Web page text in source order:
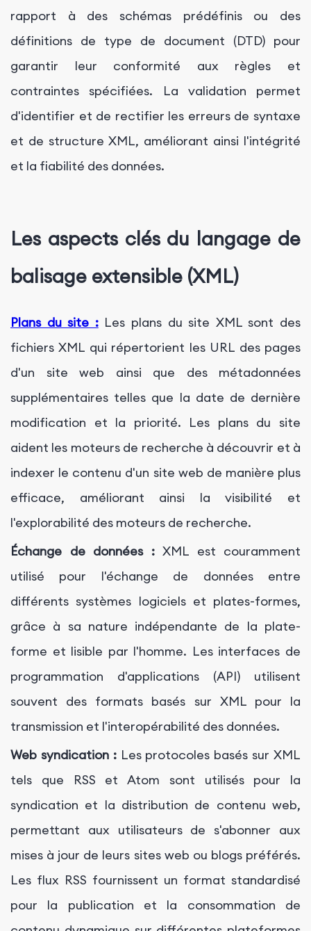
rapport à des schémas prédéfinis ou des
définitions de type de document (DTD) pour
garantir leur conformité aux règles et
contraintes spécifiées. La validation permet
d'identifier et de rectifier les erreurs de syntaxe
et de structure XML, améliorant ainsi l'intégrité
et la fiabilité des données.
Les aspects clés du langage de
balisage extensible (XML)
Plans du site : Les plans du site XML sont des
fichiers XML qui répertorient les URL des pages
d'un site web ainsi que des métadonnées
supplémentaires telles que la date de dernière
modification et la priorité. Les plans du site
aident les moteurs de recherche à découvrir et à
indexer le contenu d'un site web de manière plus
efficace, améliorant ainsi la visibilité et
l'explorabilité des moteurs de recherche.
Échange de données :XML est couramment
utilisé pour l'échange de données entre
différents systèmes logiciels et plates-formes,
grâce à sa nature indépendante de la plate-
forme et lisible par l'homme. Les interfaces de
programmation d'applications (API) utilisent
souvent des formats basés sur XML pour la
transmission et l'interopérabilité des données.
Web syndication :Les protocoles basés sur XML
tels que RSS et Atom sont utilisés pour la
syndication et la distribution de contenu web,
permettant aux utilisateurs de s'abonner aux
mises à jour de leurs sites web ou blogs préférés.
Les flux RSS fournissent un format standardisé
pour la publication et la consommation de